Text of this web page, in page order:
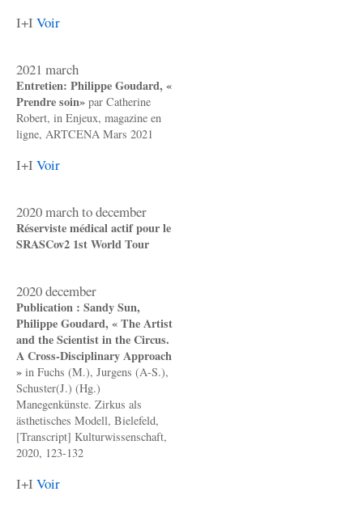
I+I Voir
2021 march
Entretien: Philippe Goudard, «
Prendre soin» par Catherine
Robert, in Enjeux, magazine en
ligne, ARTCENA Mars 2021
I+I Voir
2020 march to december
Réserviste médical actif pour le
SRASCov2 1st World Tour
2020 december
Publication : Sandy Sun,
Philippe Goudard, « The Artist
and the Scientist in the Circus.
A Cross-Disciplinary Approach
» in Fuchs (M.), Jurgens (A-S.),
Schuster(J.) (Hg.)
Manegenkünste. Zirkus als
ästhetisches Modell, Bielefeld,
[Transcript] Kulturwissenschaft,
2020, 123-132
I+I Voir